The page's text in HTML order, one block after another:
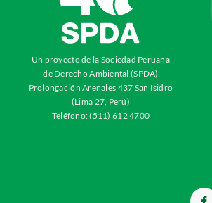
Un proyecto de la Sociedad Peruana
de Derecho Ambiental (SPDA)
Prolongación Arenales 437 San Isidro
(Lima 27, Perú)
Teléfono: (511) 612 4700